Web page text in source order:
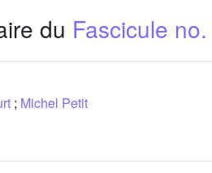
du Fascicule no.
; Michel Petit